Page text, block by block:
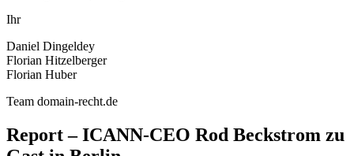
Ihr
Daniel Dingeldey
Florian Hitzelberger
Florian Huber
Team domain-recht.de
Report – ICANN-CEO Rod Beckstrom zu